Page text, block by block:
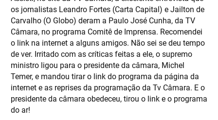
os jornalistas Leandro Fortes (Carta Capital) e Jailton de
Carvalho (O Globo) deram a Paulo José Cunha, da TV
Câmara, no programa Comitê de Imprensa. Recomendei
o link na internet a alguns amigos. Não sei se deu tempo
de ver. Irritado com as críticas feitas a ele, o supremo
ministro ligou para o presidente da câmara, Michel
Temer, e mandou tirar o link do programa da página da
internet e as reprises da programação da Tv Câmara. E o
presidente da câmara obedeceu, tirou o link e o programa
do ar!